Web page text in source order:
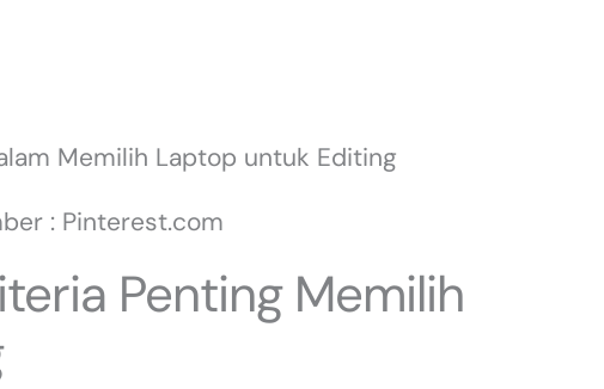
: Pinterest.com
Penting Memilih